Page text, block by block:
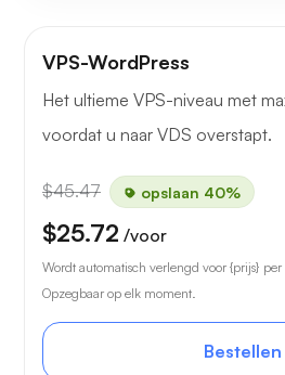
VPS-WordPress
Het ultieme VPS-niveau met
voordat u naar VDS overstapt.
$45.47 opslaan 40%
$25.72 /voor
Wordt automatisch verlengd voor {prijs}
Opzegbaar op elk moment.
Bestellen